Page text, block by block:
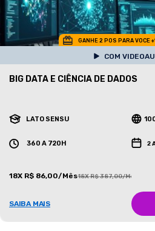
GANHE 2 POS PARA VOCE
COM
BIG DATA E CIÊNCIA DE DADOS
LATO SENSU
360 A 720H 2
18X R$ 86,00/Mês18X R$ 387,00/Mês
SAIBA MAIS